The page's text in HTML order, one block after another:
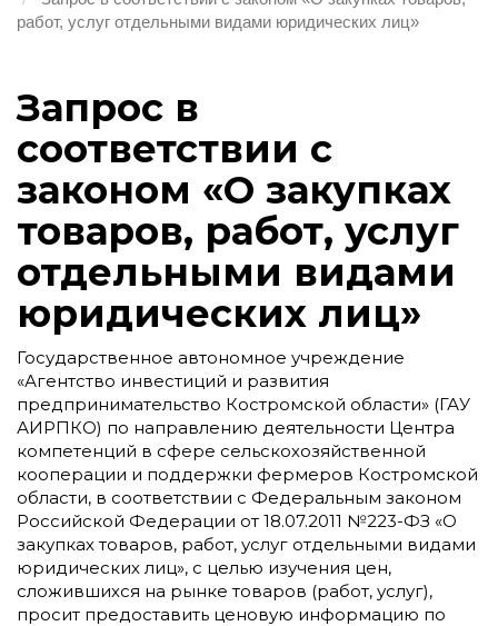
работ, услуг отдельными видами юридических лиц»
Запрос в
соответствии с
законом «О закупках
товаров, работ, услуг
отдельными видами
юридических лиц»
Государственное автономное учреждение
«Агентство инвестиций и развития
предпринимательство Костромской области» (ГАУ
АИРПКО) по направлению деятельности Центра
компетенций в сфере сельскохозяйственной
кооперации и поддержки фермеров Костромской
области, в соответствии с Федеральным законом
Российской Федерации от 18.07.2011 №223-ФЗ «О
закупках товаров, работ, услуг отдельными видами
юридических лиц», с целью изучения цен,
сложившихся на рынке товаров (работ, услуг),
просит предоставить ценовую информацию по